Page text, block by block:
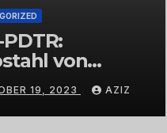
PDTR:
von
19, 2023 AZIZ